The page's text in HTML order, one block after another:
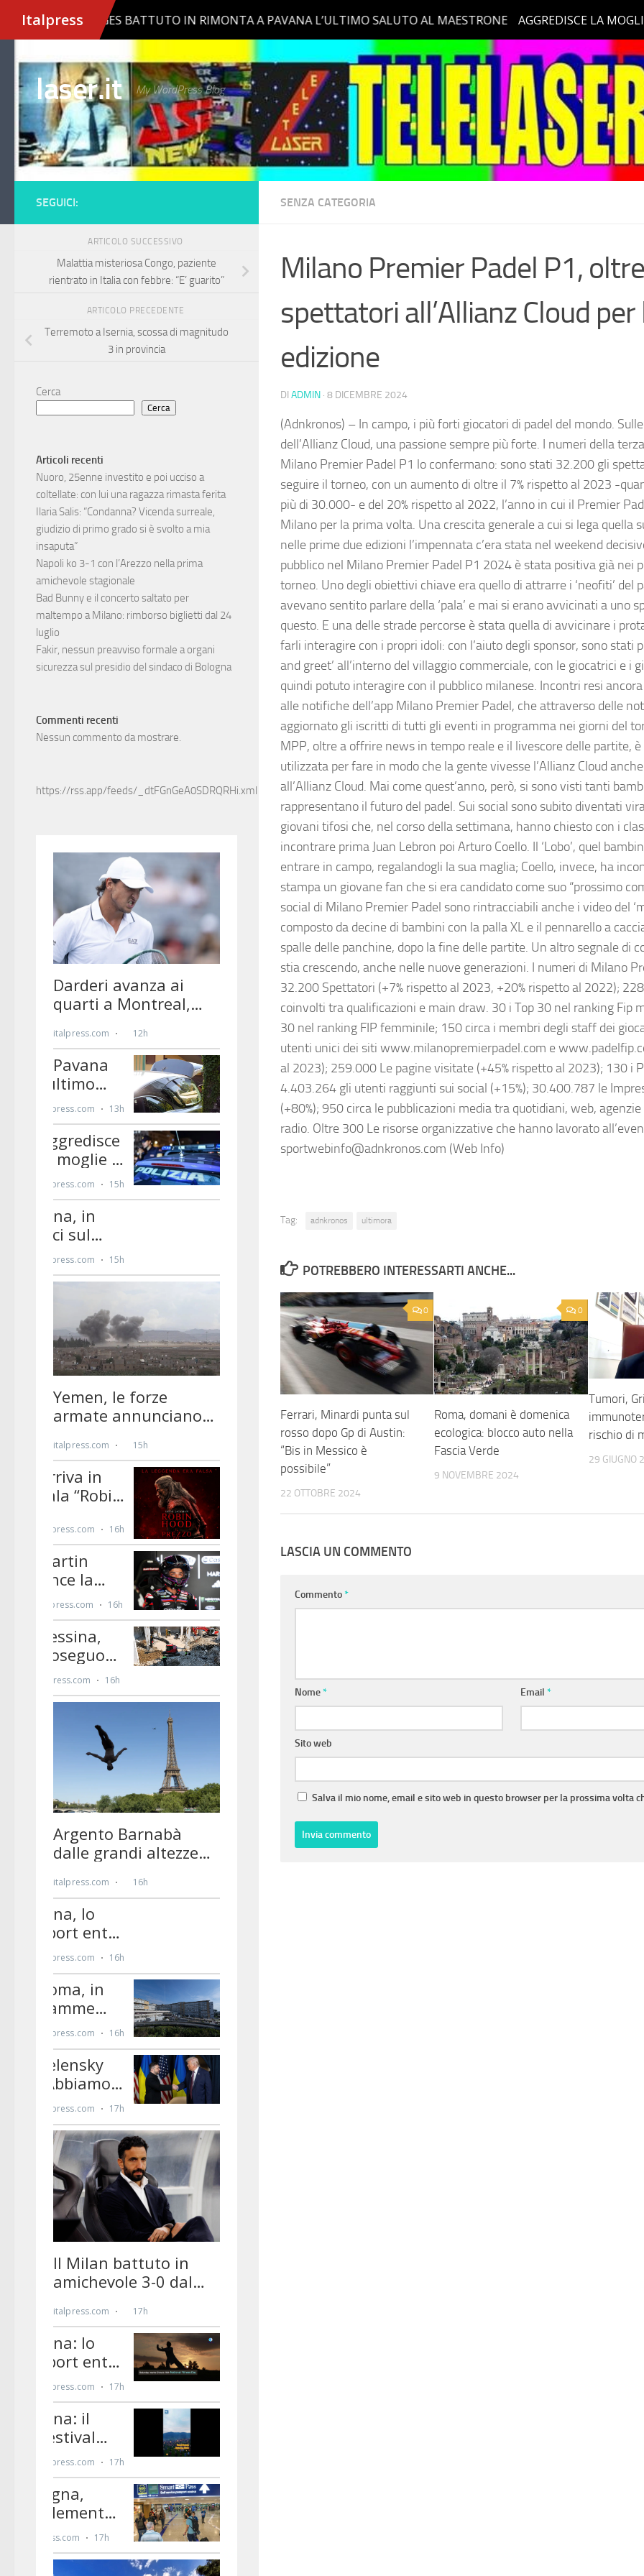
Salta al contenuto
laser.it My WordPress Blog
SENZA CATEGORIA
Milano Premier Padel P1,
spettatori all’Allianz Cloud
edizione
DI ADMIN · 8 DICEMBRE 2024
(Adnkronos) – In campo, i più forti giocatori di padel del mondo.
dell’Allianz Cloud, una passione sempre più forte. I numeri della
Milano Premier Padel P1 lo confermano: sono stati 32.200 gli
seguire il torneo, con un aumento di oltre il 7% rispetto al 2023 -
più di 30.000- e del 20% rispetto al 2022, l’anno in cui il Premier
Milano per la prima volta. Una crescita generale a cui si lega quella
nelle prime due edizioni l’impennata c’era stata nel weekend
pubblico nel Milano Premier Padel P1 2024 è stata positiva già nei
torneo. Uno degli obiettivi chiave era quello di attrarre i ‘neofiti’ del
avevano sentito parlare della ‘pala’ e mai si erano avvicinati a uno
questo. E una delle strade percorse è stata quella di avvicinare i
farli interagire con i propri idoli: con l’aiuto degli sponsor, sono stati
and greet’ all’interno del villaggio commerciale, con le giocatrici e i
quindi potuto interagire con il pubblico milanese. Incontri resi
alle notifiche dell’app Milano Premier Padel, che attraverso delle
aggiornato gli iscritti di tutti gli eventi in programma nei giorni del
MPP, oltre a offrire news in tempo reale e il livescore delle partite,
utilizzata per fare in modo che la gente vivesse l’Allianz Cloud
all’Allianz Cloud. Mai come quest’anno, però, si sono visti tanti
rappresentano il futuro del padel. Sui social sono subito diventati
giovani tifosi che, nel corso della settimana, hanno chiesto con i
incontrare prima Juan Lebron poi Arturo Coello. Il ‘Lobo’, quel
entrare in campo, regalandogli la sua maglia; Coello, invece, ha
stampa un giovane fan che si era candidato come suo “prossimo
social di Milano Premier Padel sono rintracciabili anche i video del
composto da decine di bambini con la palla XL e il pennarello a
spalle delle panchine, dopo la fine delle partite. Un altro segnale di
stia crescendo, anche nelle nuove generazioni. I numeri di Milano
32.200 Spettatori (+7% rispetto al 2023, +20% rispetto al 2022);
coinvolti tra qualificazioni e main draw. 30 i Top 30 nel ranking Fip
30 nel ranking FIP femminile; 150 circa i membri degli staff dei
utenti unici dei siti www.milanopremierpadel.com e
al 2023); 259.000 Le pagine visitate (+45% rispetto al 2023); 130 i
4.403.264 gli utenti raggiunti sui social (+15%); 30.400.787 le
(+80%); 950 circa le pubblicazioni media tra quotidiani, web,
radio. Oltre 300 Le risorse organizzative che hanno lavorato
sportwebinfo@adnkronos.com (Web Info)
Tag: adnkronos ultimora
POTREBBERO INTERESSARTI ANCHE...
0
Ferrari, Minardi punta sul
rosso dopo Gp di Austin:
“Bis in Messico è
possibile”
22 OTTOBRE 2024
0
Roma, domani è domenica
ecologica: blocco auto nella
Fascia Verde
9 NOVEMBRE 2024
Tumori,
rischio di
29 GIUGNO
LASCIA UN COMMENTO
Commento*
Nome* Email*
Sito web
Salva il mio nome, email e sito web in questo browser per la prossima volta
SEGUICI:
ARTICOLO SUCCESSIVO
Malattia misteriosa Congo, paziente
rientrato in Italia con febbre: “E’ guarito”
ARTICOLO PRECEDENTE
Terremoto a Isernia, scossa di magnitudo
3 in provincia
Cerca
Cerca
Articoli recenti
Nuoro, 25enne investito e poi ucciso a
coltellate: con lui una ragazza rimasta ferita
Ilaria Salis: “Condanna? Vicenda surreale,
giudizio di primo grado si è svolto a mia
insaputa”
Napoli ko 3-1 con l’Arezzo nella prima
amichevole stagionale
Bad Bunny e il concerto saltato per
maltempo a Milano: rimborso biglietti dal 24
luglio
Fakir, nessun preavviso formale a organi
sicurezza sul presidio del sindaco di Bologna
Commenti recenti
Nessun commento da mostrare.
https://rss.app/feeds/_dtFGnGeA0SDRQRHi.xml